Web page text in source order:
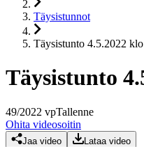
Täysistunnot
Täysistunto 4.5.2022
Täysistunto
49/2022 vpTallenne
Ohita videosoitin
Jaa video Lataa video